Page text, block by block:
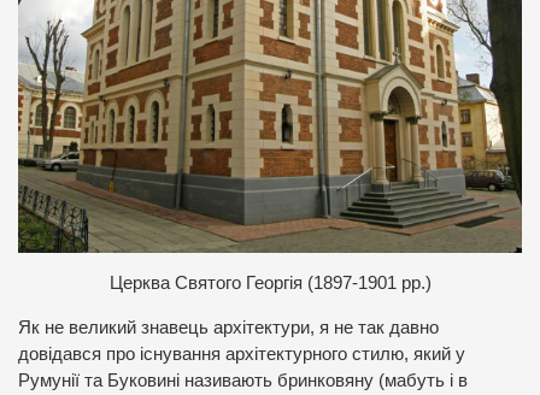
Церква Святого Георгія (1897-1901 рр.)
Як не великий знавець архітектури, я не так давно
довідався про існування архітектурного стилю, який у
Румунії та Буковині називають бринковяну (мабуть і в